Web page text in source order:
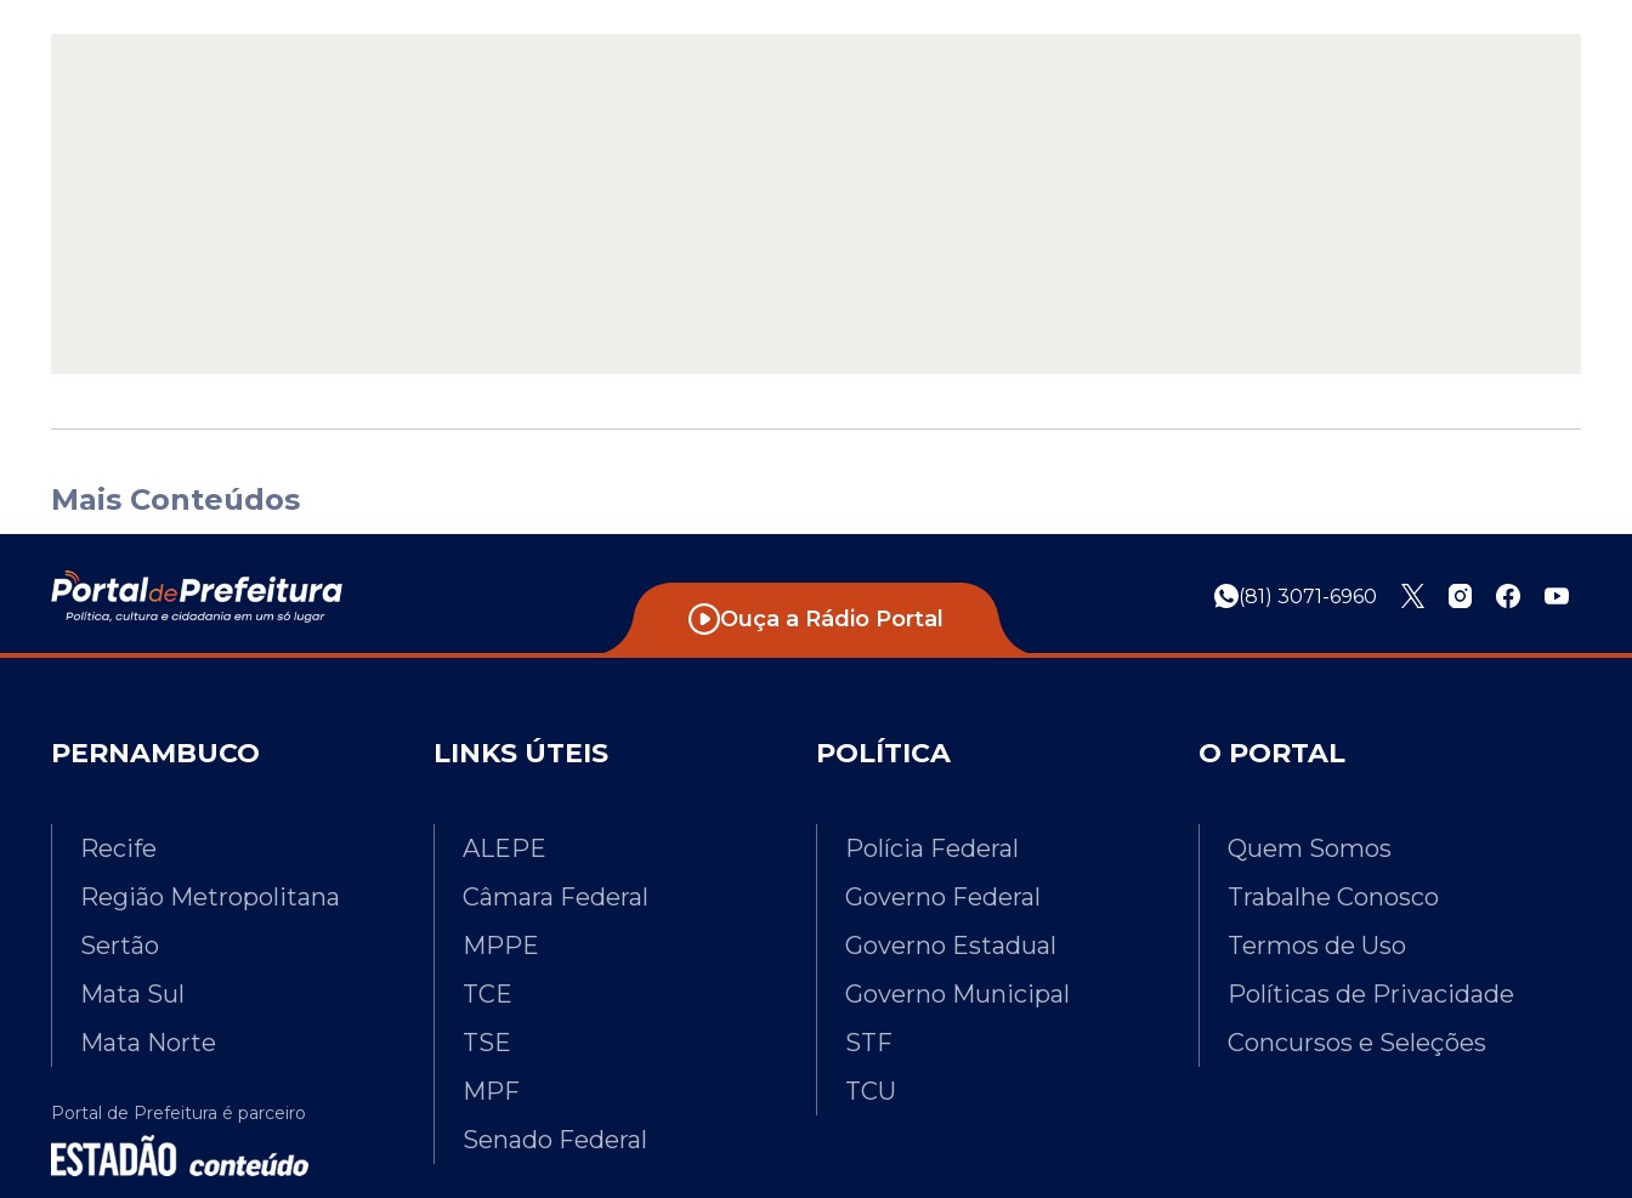
Mais Conteúdos
Ouça a Rádio Portal
(81) 3071-6960
PERNAMBUCO
Recife
Região Metropolitana
Sertão
Mata Sul
Mata Norte
Portal de Prefeitura é parceiro
LINKS ÚTEIS
ALEPE
Câmara Federal
MPPE
TCE
TSE
MPF
Senado Federal
POLÍTICA
Polícia Federal
Governo Federal
Governo Estadual
Governo Municipal
STF
TCU
O PORTAL
Quem Somos
Trabalhe Conosco
Termos de Uso
Políticas de Privacidade
Concursos e Seleções